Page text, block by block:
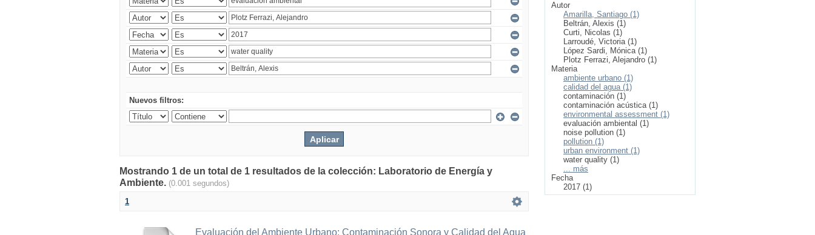
Nuevos filtros:
Mostrando 1 de un total de 1 resultados de la colección: Laboratorio de Energía y
Ambiente. (0.001 segundos)
1
Evaluación del Ambiente Urbano: Contaminación Sonora y Calidad del Agua
Autor
Amarilla, Santiago (1)
Beltrán, Alexis (1)
Curti, Nicolas (1)
Larroudé, Victoria (1)
López Sardi, Mónica (1)
Plotz Ferrazi, Alejandro (1)
Materia
ambiente urbano (1)
calidad del agua (1)
contaminación (1)
contaminación acústica (1)
environmental assessment (1)
evaluación ambiental (1)
noise pollution (1)
pollution (1)
urban environment (1)
water quality (1)
... más
Fecha
2017 (1)